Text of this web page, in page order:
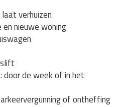
verhuizen
nieuwe woning
door de week of in het
of ontheffing